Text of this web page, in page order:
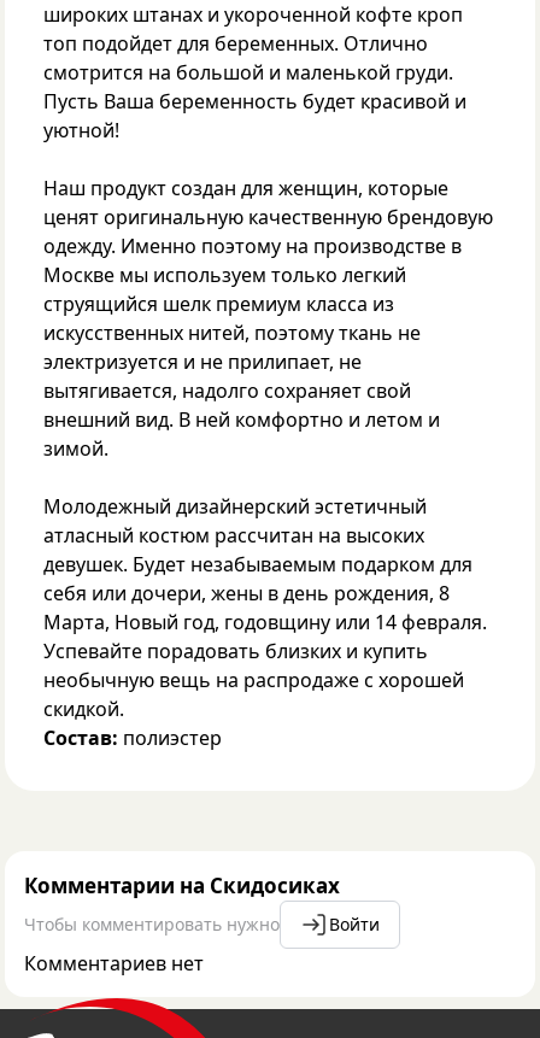
широких штанах и укороченной кофте кроп
топ подойдет для беременных. Отлично
смотрится на большой и маленькой груди.
Пусть Ваша беременность будет красивой и
уютной!
Наш продукт создан для женщин, которые
ценят оригинальную качественную брендовую
одежду. Именно поэтому на производстве в
Москве мы используем только легкий
струящийся шелк премиум класса из
искусственных нитей, поэтому ткань не
электризуется и не прилипает, не
вытягивается, надолго сохраняет свой
внешний вид. В ней комфортно и летом и
зимой.
Молодежный дизайнерский эстетичный
атласный костюм рассчитан на высоких
девушек. Будет незабываемым подарком для
себя или дочери, жены в день рождения, 8
Марта, Новый год, годовщину или 14 февраля.
Успевайте порадовать близких и купить
необычную вещь на распродаже с хорошей
скидкой.
Состав: полиэстер
Комментарии на Скидосиках
Чтобы комментировать нужно Войти
Комментариев нет